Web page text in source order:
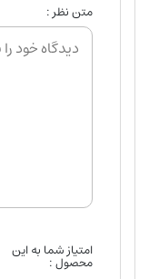
متن نظر :
امتیاز شما به این
محصول :